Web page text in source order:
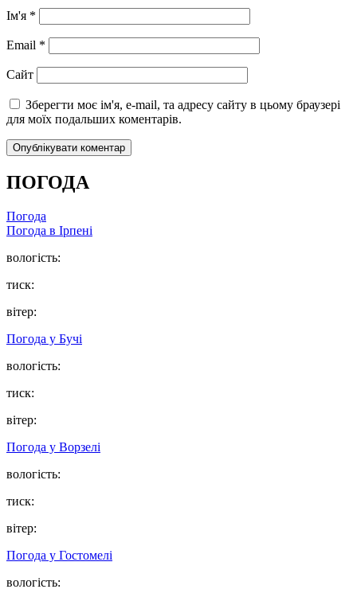
Ім'я *
Email *
Сайт
Зберегти моє ім'я, e-mail, та адресу сайту в цьому браузері
для моїх подальших коментарів.
ПОГОДА
Погода
Погода в Ірпені
вологість:
тиск:
вітер:
Погода у Бучі
вологість:
тиск:
вітер:
Погода у Ворзелі
вологість:
тиск:
вітер:
Погода у Гостомелі
вологість: